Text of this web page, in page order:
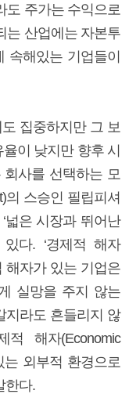
도 주가는 수익으로
는 산업에는 자본투
속해있는 기업들이
집중하지만 그 보
이 낮지만 향후 시
사를 선택하는 모
의 스승인 필립피셔
넓은 시장과 뛰어난
다. ‘경제적 해자
해자가 있는 기업은
실망을 주지 않는
지라도 흔들리지 않
해자(Economic
는 외부적 환경으로
한다.